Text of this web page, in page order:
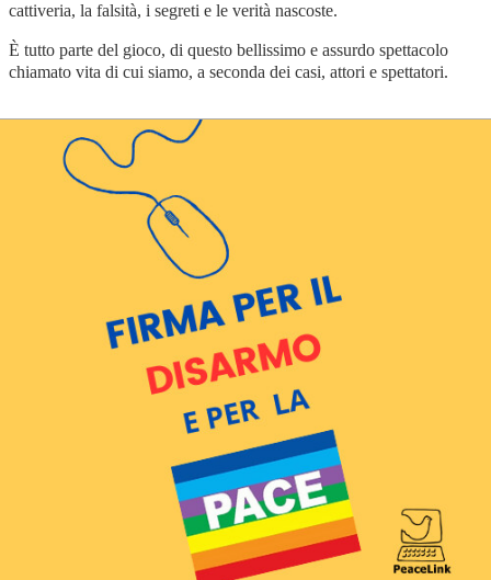
cattiveria, la falsità, i segreti e le verità nascoste.
È tutto parte del gioco, di questo bellissimo e assurdo spettacolo
chiamato vita di cui siamo, a seconda dei casi, attori e spettatori.